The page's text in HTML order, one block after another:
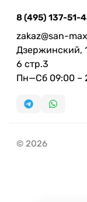
8 (495) 137-51-
zakaz@san-
Дзержинский,
6 стр.3
Пн—Сб 09:00 –
© 2026